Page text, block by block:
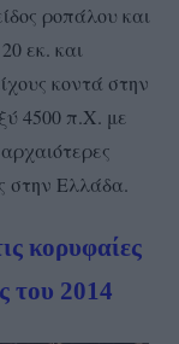
ροπάλου και
εκ. και
κοντά στην
4500 π.Χ. με
στην Ελλάδα.
κορυφαίες
του 2014